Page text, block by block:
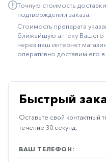
Минеральный
обмен
Наружные
средства
Остеопороз
Офтальмология
Паркинсон
Противовирусные
Точную стоимость
подтверждении заказа.
Стоимость препарата
ближайшую аптеку
через наш интернет
оперативно доставим его
Быстрый
Оставьте свой
течение 30 секунд.
ВАШ ТЕЛЕФОН: